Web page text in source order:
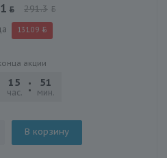
291.3
131.09
акции
15
час.
51
мин.
В корзину